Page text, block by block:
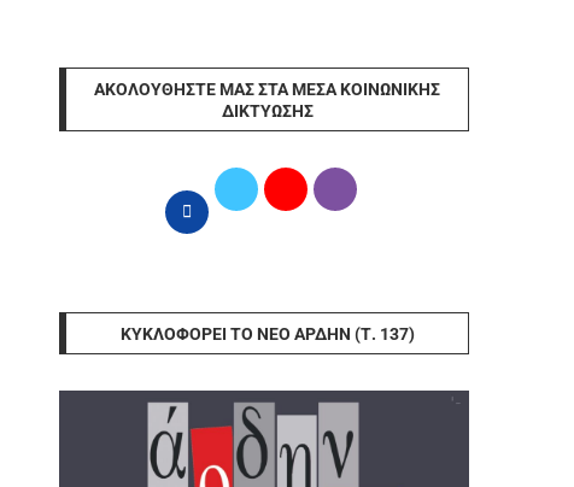
ΑΚΟΛΟΥΘΉΣΤΕ ΜΑΣ ΣΤΑ ΜΈΣΑ ΚΟΙΝΩΝΙΚΉΣ
ΔΙΚΤΎΩΣΗΣ
ΚΥΚΛΟΦΟΡΕΊ ΤΟ ΝΈΟ ΆΡΔΗΝ (Τ. 137)